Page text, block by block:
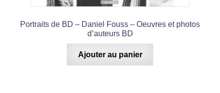
Portraits de BD – Daniel Fouss – Oeuvres et photos
d’auteurs BD
Ajouter au panier